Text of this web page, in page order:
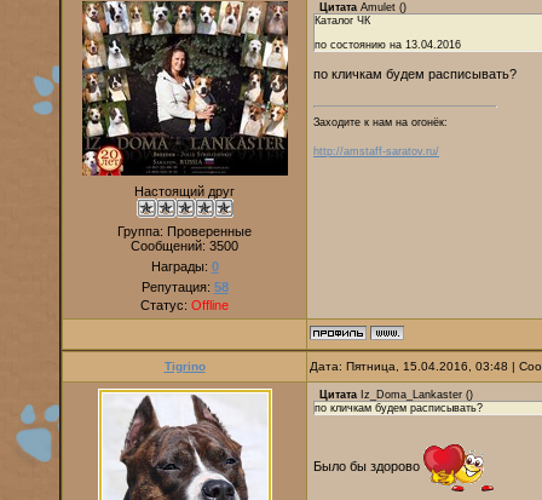
Настоящий друг
Группа: Проверенные
Сообщений: 3500
Награды: 0
Репутация: 58
Статус: Offline
Цитата Amulet ()
Каталог ЧК
по состоянию на 13.04.2016
по кличкам будем расписывать?
Заходите к нам на огонёк:
http://amstaff-saratov.ru/
Tigrino Дата: Пятница, 15.04.2016, 03:48 |
Цитата Iz_Doma_Lankaster ()
по кличкам будем расписывать?
Было бы здорово